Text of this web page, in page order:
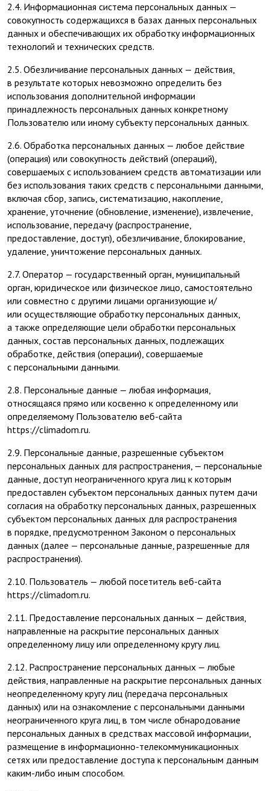
2.4. Информационная система персональных данных —
совокупность содержащихся в базах данных персональных
данных и обеспечивающих их обработку информационных
технологий и технических средств.
2.5. Обезличивание персональных данных — действия,
в результате которых невозможно определить без
использования дополнительной информации
принадлежность персональных данных конкретному
Пользователю или иному субъекту персональных данных.
2.6. Обработка персональных данных — любое действие
(операция) или совокупность действий (операций),
совершаемых с использованием средств автоматизации или
без использования таких средств с персональными данными,
включая сбор, запись, систематизацию, накопление,
хранение, уточнение (обновление, изменение), извлечение,
использование, передачу (распространение,
предоставление, доступ), обезличивание, блокирование,
удаление, уничтожение персональных данных.
2.7. Оператор — государственный орган, муниципальный
орган, юридическое или физическое лицо, самостоятельно
или совместно с другими лицами организующие и/
или осуществляющие обработку персональных данных,
а также определяющие цели обработки персональных
данных, состав персональных данных, подлежащих
обработке, действия (операции), совершаемые
с персональными данными.
2.8. Персональные данные — любая информация,
относящаяся прямо или косвенно к определенному или
определяемому Пользователю веб-сайта
https://climadom.ru.
2.9. Персональные данные, разрешенные субъектом
персональных данных для распространения, — персональные
данные, доступ неограниченного круга лиц к которым
предоставлен субъектом персональных данных путем дачи
согласия на обработку персональных данных, разрешенных
субъектом персональных данных для распространения
в порядке, предусмотренном Законом о персональных
данных (далее — персональные данные, разрешенные для
распространения).
2.10. Пользователь — любой посетитель веб-сайта
https://climadom.ru.
2.11. Предоставление персональных данных — действия,
направленные на раскрытие персональных данных
определенному лицу или определенному кругу лиц.
2.12. Распространение персональных данных — любые
действия, направленные на раскрытие персональных данных
неопределенному кругу лиц (передача персональных
данных) или на ознакомление с персональными данными
неограниченного круга лиц, в том числе обнародование
персональных данных в средствах массовой информации,
размещение в информационно-телекоммуникационных
сетях или предоставление доступа к персональным данным
каким-либо иным способом.